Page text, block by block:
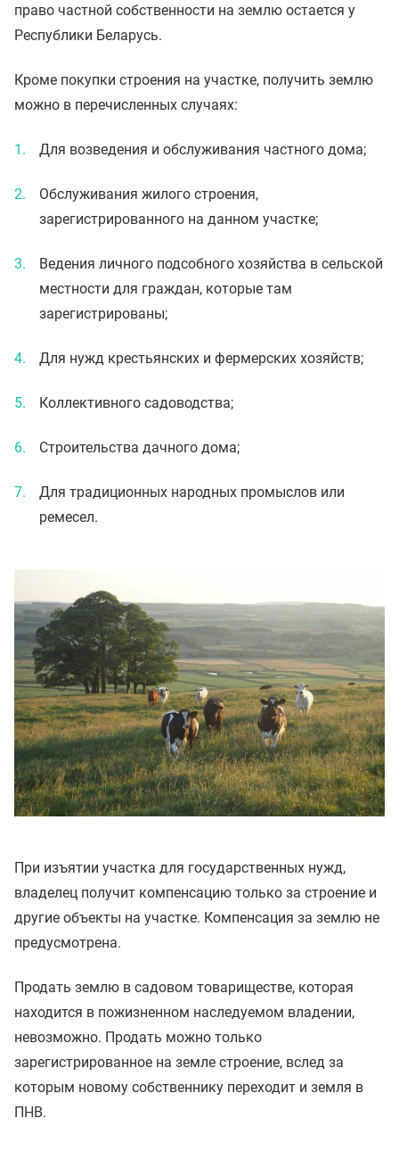
право частной собственности на землю остается у
Республики Беларусь.
Кроме покупки строения на участке, получить землю
можно в перечисленных случаях:
Для возведения и обслуживания частного дома;
Обслуживания жилого строения,
зарегистрированного на данном участке;
Ведения личного подсобного хозяйства в сельской
местности для граждан, которые там
зарегистрированы;
Для нужд крестьянских и фермерских хозяйств;
Коллективного садоводства;
Строительства дачного дома;
Для традиционных народных промыслов или
ремесел.
При изъятии участка для государственных нужд,
владелец получит компенсацию только за строение и
другие объекты на участке. Компенсация за землю не
предусмотрена.
Продать землю в садовом товариществе, которая
находится в пожизненном наследуемом владении,
невозможно. Продать можно только
зарегистрированное на земле строение, вслед за
которым новому собственнику переходит и земля в
ПНВ.